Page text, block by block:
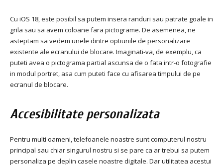
Cu iOS 18, este posibil sa putem insera randuri sau patrate goale in
grila sau sa avem coloane fara pictograme. De asemenea, ne
asteptam sa vedem unele dintre optiunile de personalizare
existente ale ecranului de blocare. Imaginati-va, de exemplu, ca
puteti avea o pictograma partial ascunsa de o fata intr-o fotografie
in modul portret, asa cum puteti face cu afisarea timpului de pe
ecranul de blocare.
Accesibilitate personalizata
Pentru multi oameni, telefoanele noastre sunt computerul nostru
principal sau chiar singurul nostru si se pare ca ar trebui sa putem
personaliza pe deplin casele noastre digitale. Dar utilitatea acestui